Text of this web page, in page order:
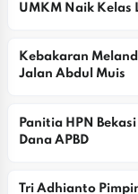
UMKM Naik Kelas
Kebakaran
Jalan Abdul Muis
Panitia HPN
Dana APBD
Tri Adhianto